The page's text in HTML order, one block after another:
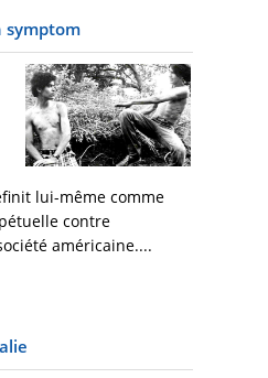
symptom
lui-même comme
contre
américaine....